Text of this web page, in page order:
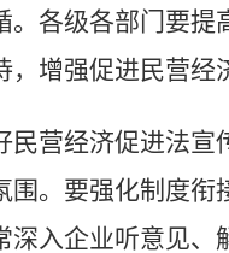
。各级各部门要
增强促进民营经
经济促进法宣
围。要强化制度
深入企业听意见